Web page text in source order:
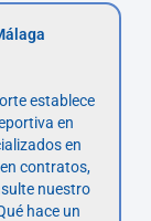
establece
en
en
contratos,
nuestro
hace un